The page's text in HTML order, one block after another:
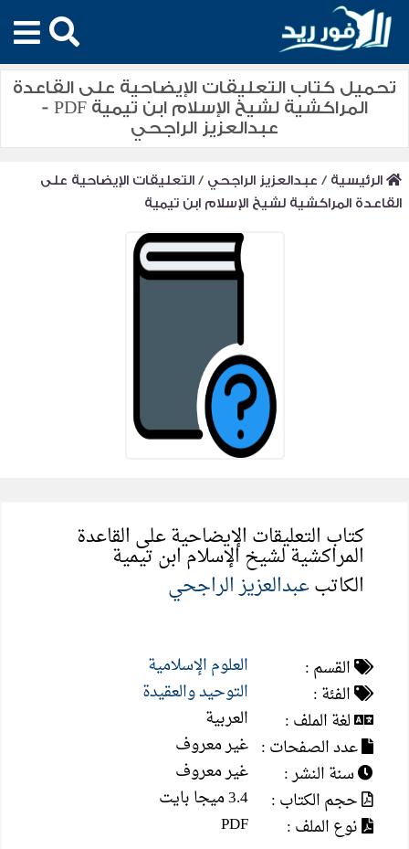
تحميل كتاب التعليقات الإيضاحية على القاعدة
المراكشية لشيخ الإسلام ابن تيمية PDF -
عبدالعزيز الراجحي
الرئيسية / عبدالعزيز الراجحي /التعليقات الإيضاحية على
القاعدة المراكشية لشيخ الإسلام ابن تيمية
كتاب التعليقات الإيضاحية على القاعدة
المراكشية لشيخ الإسلام ابن تيمية
الكاتبعبدالعزيز الراجحي
القسم :
العلوم الإسلامية
الفئة :
التوحيد والعقيدة
لغة الملف :
العربية
عدد الصفحات : غير معروف
سنة النشر :
غير معروف
حجم الكتاب :
3.4 ميجا بايت
نوع الملف :
PDF